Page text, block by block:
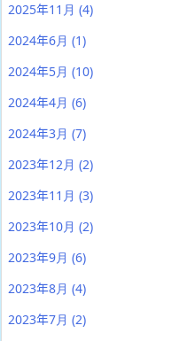
2025年11月 (4)
2024年6月 (1)
2024年5月 (10)
2024年4月 (6)
2024年3月 (7)
2023年12月 (2)
2023年11月 (3)
2023年10月 (2)
2023年9月 (6)
2023年8月 (4)
2023年7月 (2)